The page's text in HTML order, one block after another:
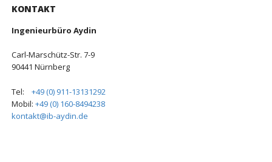
KONTAKT
Ingenieurbüro Aydin
Carl-Marschütz-Str. 7-9
90441 Nürnberg
Tel: +49 (0) 911-13131292
Mobil: +49 (0) 160-8494238
kontakt@ib-aydin.de